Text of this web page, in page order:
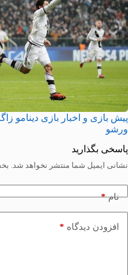
پیش بازی و اخبار بازی دینامو
ورشو
پاسخی بگذارید
نشانی ایمیل شما منتشر نخواهد شد.
نام*
افزودن دیدگاه *